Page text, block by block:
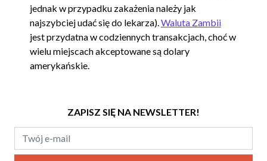
jednak w przypadku zakażenia należy jak
najszybciej udać się do lekarza).Waluta Zambii
jest przydatna w codziennych transakcjach, choć w
wielu miejscach akceptowane są dolary
amerykańskie.
ZAPISZ SIĘ NA NEWSLETTER!